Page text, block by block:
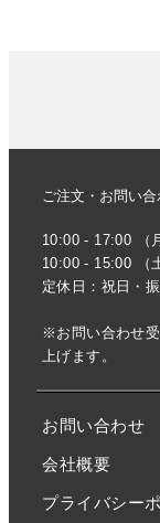
ご注文・お問い
10:00 - 17:00 （
10:00 - 15:00 （
定休日：祝日・
※お問い合わせ
上げます。
お問い合わせ
会社概要
プライバシー